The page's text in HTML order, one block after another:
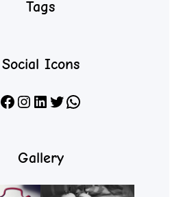
Tags
Social Icons
Facebook Instagram LinkedIn X WhatsApp
Gallery